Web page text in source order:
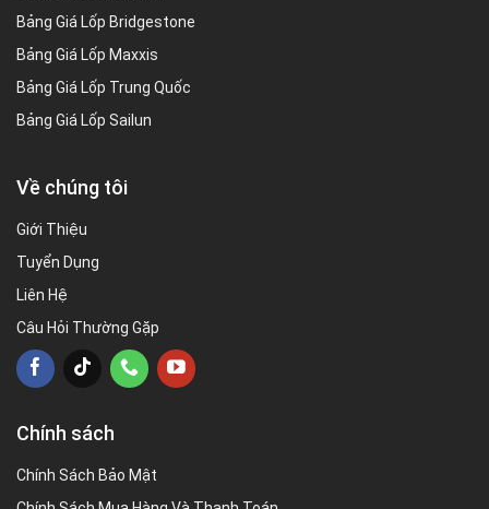
Bảng Giá Lốp Bridgestone
Bảng Giá Lốp Maxxis
Bảng Giá Lốp Trung Quốc
Bảng Giá Lốp Sailun
Về chúng tôi
Giới Thiệu
Tuyển Dụng
Liên Hệ
Câu Hỏi Thường Gặp
Chính sách
Chính Sách Bảo Mật